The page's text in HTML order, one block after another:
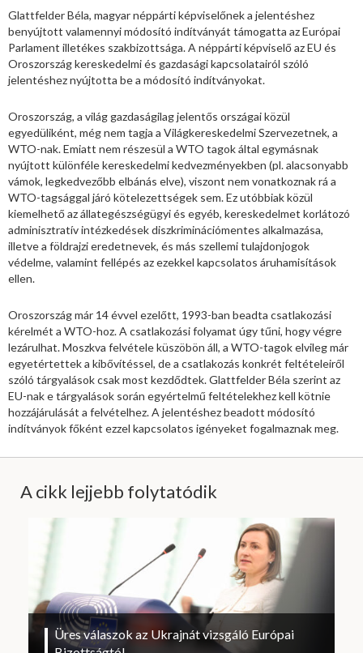
Glattfelder Béla, magyar néppárti képviselőnek a jelentéshez
benyújtott valamennyi módosító indítványát támogatta az Európai
Parlament illetékes szakbizottsága. A néppárti képviselő az EU és
Oroszország kereskedelmi és gazdasági kapcsolatairól szóló
jelentéshez nyújtotta be a módosító indítványokat.
Oroszország, a világ gazdaságilag jelentős országai közül
egyedüliként, még nem tagja a Világkereskedelmi Szervezetnek, a
WTO-nak. Emiatt nem részesül a WTO tagok által egymásnak
nyújtott különféle kereskedelmi kedvezményekben (pl. alacsonyabb
vámok, legkedvezőbb elbánás elve), viszont nem vonatkoznak rá a
WTO-tagsággal járó kötelezettségek sem. Ez utóbbiak közül
kiemelhető az állategészségügyi és egyéb, kereskedelmet korlátozó
adminisztratív intézkedések diszkriminációmentes alkalmazása,
illetve a földrajzi eredetnevek, és más szellemi tulajdonjogok
védelme, valamint fellépés az ezekkel kapcsolatos áruhamisítások
ellen.
Oroszország már 14 évvel ezelőtt, 1993-ban beadta csatlakozási
kérelmét a WTO-hoz. A csatlakozási folyamat úgy tűni, hogy végre
lezárulhat. Moszkva felvétele küszöbön áll, a WTO-tagok elvileg már
egyetértettek a kibővítéssel, de a csatlakozás konkrét feltételeiről
szóló tárgyalások csak most kezdődtek. Glattfelder Béla szerint az
EU-nak e tárgyalások során egyértelmű feltételekhez kell kötnie
hozzájárulását a felvételhez. A jelentéshez beadott módosító
indítványok főként ezzel kapcsolatos igényeket fogalmaznak meg.
A cikk lejjebb folytatódik
Üres válaszok az Ukrajnát vizsgáló Európai